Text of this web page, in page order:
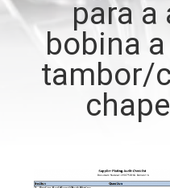
CONTROLE
QUALIDADE
NOS
para
bobina
tambor/